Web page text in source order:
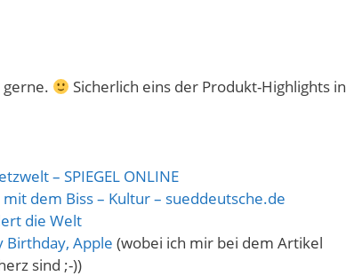
gerne.
Sicherlich eins der Produkt-Highlights in
– SPIEGEL ONLINE
dem Biss – Kultur – sueddeutsche.de
die Welt
Birthday, Apple (wobei ich mir bei dem Artikel
sind ;-))